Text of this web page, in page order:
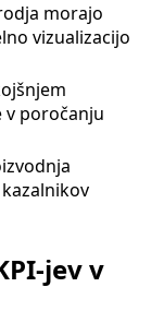
morajo
vizualizacijo
v poročanju
jev v